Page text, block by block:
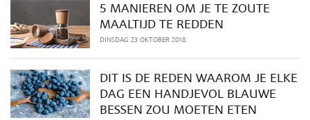
5 MANIEREN OM JE TE ZOUTE
MAALTIJD TE REDDEN
DINSDAG 23 OKTOBER 2018
DIT IS DE REDEN WAAROM JE ELKE
DAG EEN HANDJEVOL BLAUWE
BESSEN ZOU MOETEN ETEN